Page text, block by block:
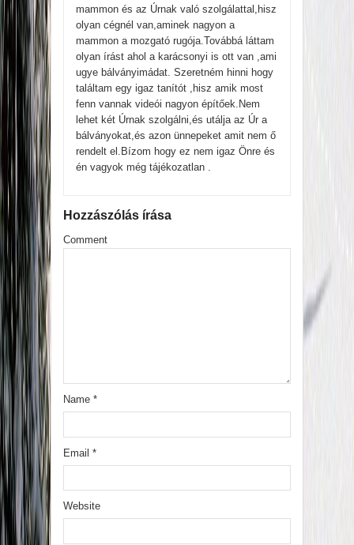
mammon és az Úrnak való szolgálattal,hisz
olyan cégnél van,aminek nagyon a
mammon a mozgató rugója.Továbbá láttam
olyan írást ahol a karácsonyi is ott van ,ami
ugye bálványimádat. Szeretném hinni hogy
találtam egy igaz tanítót ,hisz amik most
fenn vannak videói nagyon építőek.Nem
lehet két Úrnak szolgálni,és utálja az Úr a
bálványokat,és azon ünnepeket amit nem ő
rendelt el.Bízom hogy ez nem igaz Önre és
én vagyok még tájékozatlan .
Hozzászólás írása
Comment
Name *
Email *
Website